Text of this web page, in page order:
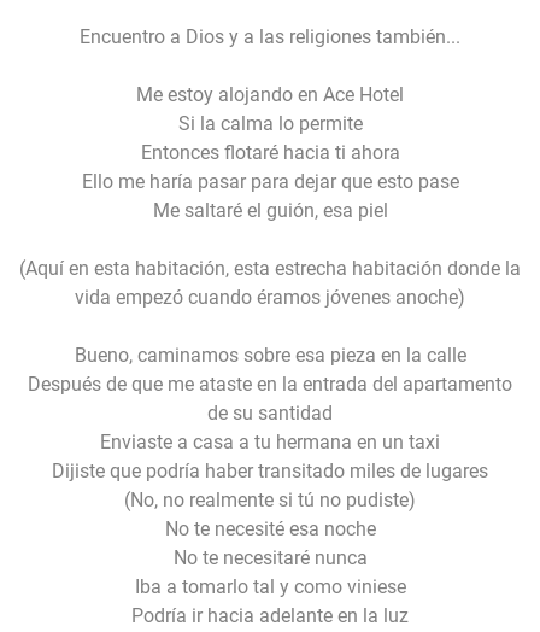
Encuentro a Dios y a las religiones también...
Me estoy alojando en Ace Hotel
Si la calma lo permite
Entonces flotaré hacia ti ahora
Ello me haría pasar para dejar que esto pase
Me saltaré el guión, esa piel
(Aquí en esta habitación, esta estrecha habitación donde la
vida empezó cuando éramos jóvenes anoche)
Bueno, caminamos sobre esa pieza en la calle
Después de que me ataste en la entrada del apartamento
de su santidad
Enviaste a casa a tu hermana en un taxi
Dijiste que podría haber transitado miles de lugares
(No, no realmente si tú no pudiste)
No te necesité esa noche
No te necesitaré nunca
Iba a tomarlo tal y como viniese
Podría ir hacia adelante en la luz